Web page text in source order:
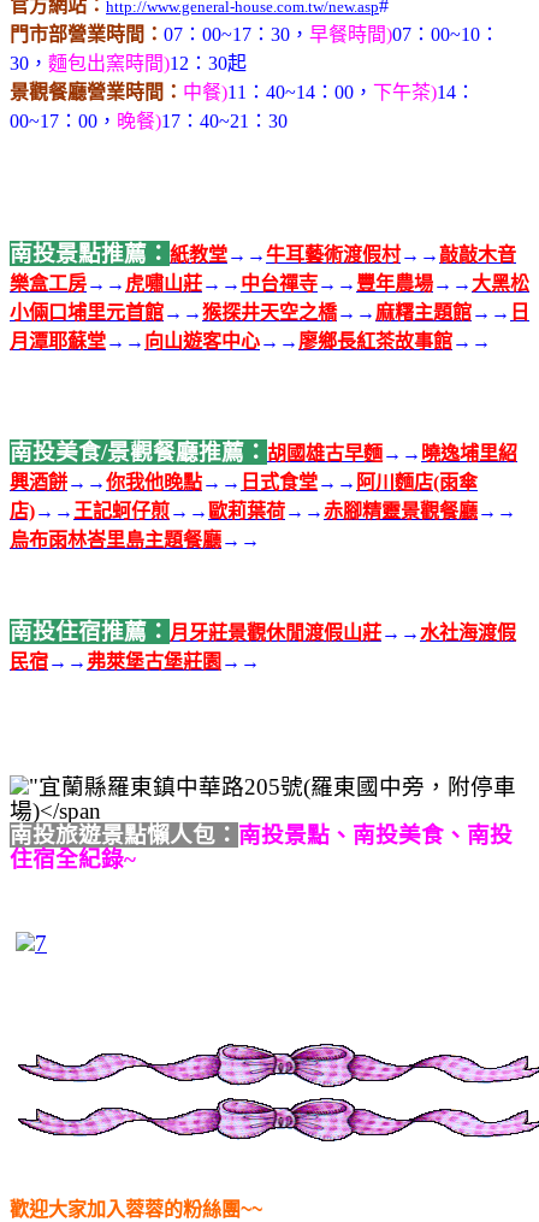
官方網站： http://www.general-house.com.tw/new.asp#
門市部營業時間： 07：00~17：30， 早餐時間)07：00~10：
30， 麵包出窯時間)12：30起
景觀餐廳營業時間： 中餐)11：40~14：00， 下午茶)14：
00~17：00， 晚餐)17：40~21：30
南投景點推薦： 紙教堂→→牛耳藝術渡假村→→敲敲木音
樂盒工房→→ 虎嘯山莊→→ 中台禪寺→→ 豐年農場→→ 大黑松
小倆口埔里元首館→→猴探井天空之橋→→ 麻糬主題館→→ 日
月潭耶蘇堂→→ 向山遊客中心→→ 廖鄉長紅茶故事館→→
南投美食/景觀餐廳推薦： 胡國雄古早麵→→ 曉逸埔里紹
興酒餅→→你我他晚點→→ 日式食堂→→ 阿川麵店(雨傘
店)→→ 王記蚵仔煎→→ 歐莉葉荷→→赤腳精靈景觀餐廳→→
烏布雨林峇里島主題餐廳→→
南投住宿推薦： 月牙莊景觀休閒渡假山莊→→水社海渡假
民宿→→ 弗萊堡古堡莊園 →→
南投旅遊景點懶人包： 南投景點、南投美食、南投
住宿全紀錄~
歡迎大家加入蓉蓉的粉絲團~~